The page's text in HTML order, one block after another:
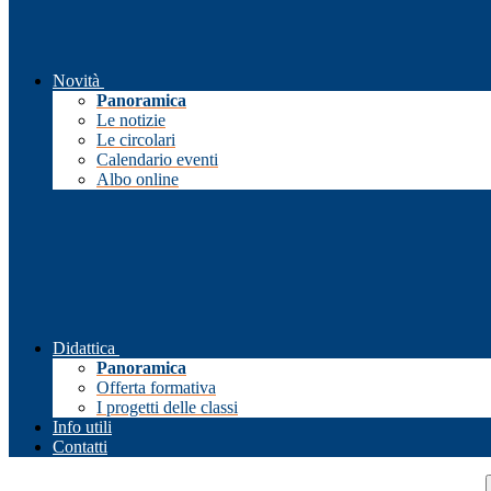
Novità
Panoramica
Le notizie
Le circolari
Calendario eventi
Albo online
Didattica
Panoramica
Offerta formativa
I progetti delle classi
Info utili
Contatti